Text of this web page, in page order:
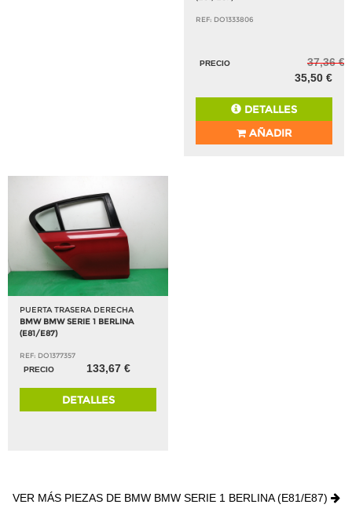
REF: DO1333806
PRECIO
37,36 €
35,50 €
DETALLES
AÑADIR
PUERTA TRASERA DERECHA
BMW BMW SERIE 1 BERLINA
(E81/E87)
REF: DO1377357
PRECIO
133,67 €
DETALLES
VER MÁS PIEZAS DE BMW BMW SERIE 1 BERLINA (E81/E87)